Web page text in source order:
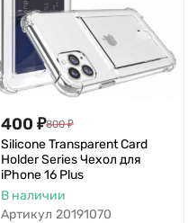
400 ₽800 ₽
Silicone Transparent Card
Holder Series Чехол для
iPhone 16 Plus
В наличии
Артикул 20191070